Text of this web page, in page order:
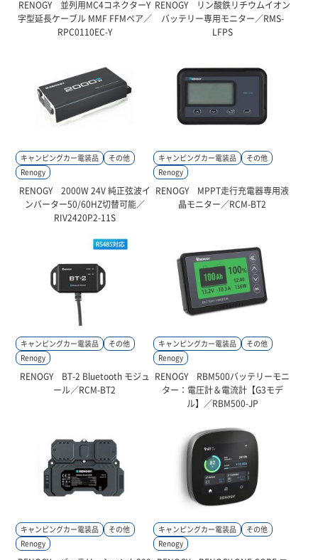
RENOGY 並列用MC4コネクターY
字型延長ケーブル MMF FFMペア／
RPC0110EC-Y
RENOGY リン酸鉄リチウムイオン
バッテリー専用モニター／RMS-
LFPS
キャンピングカー電装品
その他
Renogy
RENOGY 2000W 24V 純正弦波イ
ンバーター50/60HZ切替可能／
RIV2420P2-11S
キャンピングカー電装品
その他
Renogy
RENOGY MPPT走行充電器専用液
晶モニター／RCM-BT2
キャンピングカー電装品
その他
Renogy
RENOGY BT-2 Bluetooth モジュ
ール／RCM-BT2
キャンピングカー電装品
その他
Renogy
RENOGY RBM500バッテリーモニ
ター：電圧計＆電流計【G3モデ
ル】／RBM500-JP
キャンピングカー電装品
その他
Renogy
キャンピングカー電装品
その他
Renogy